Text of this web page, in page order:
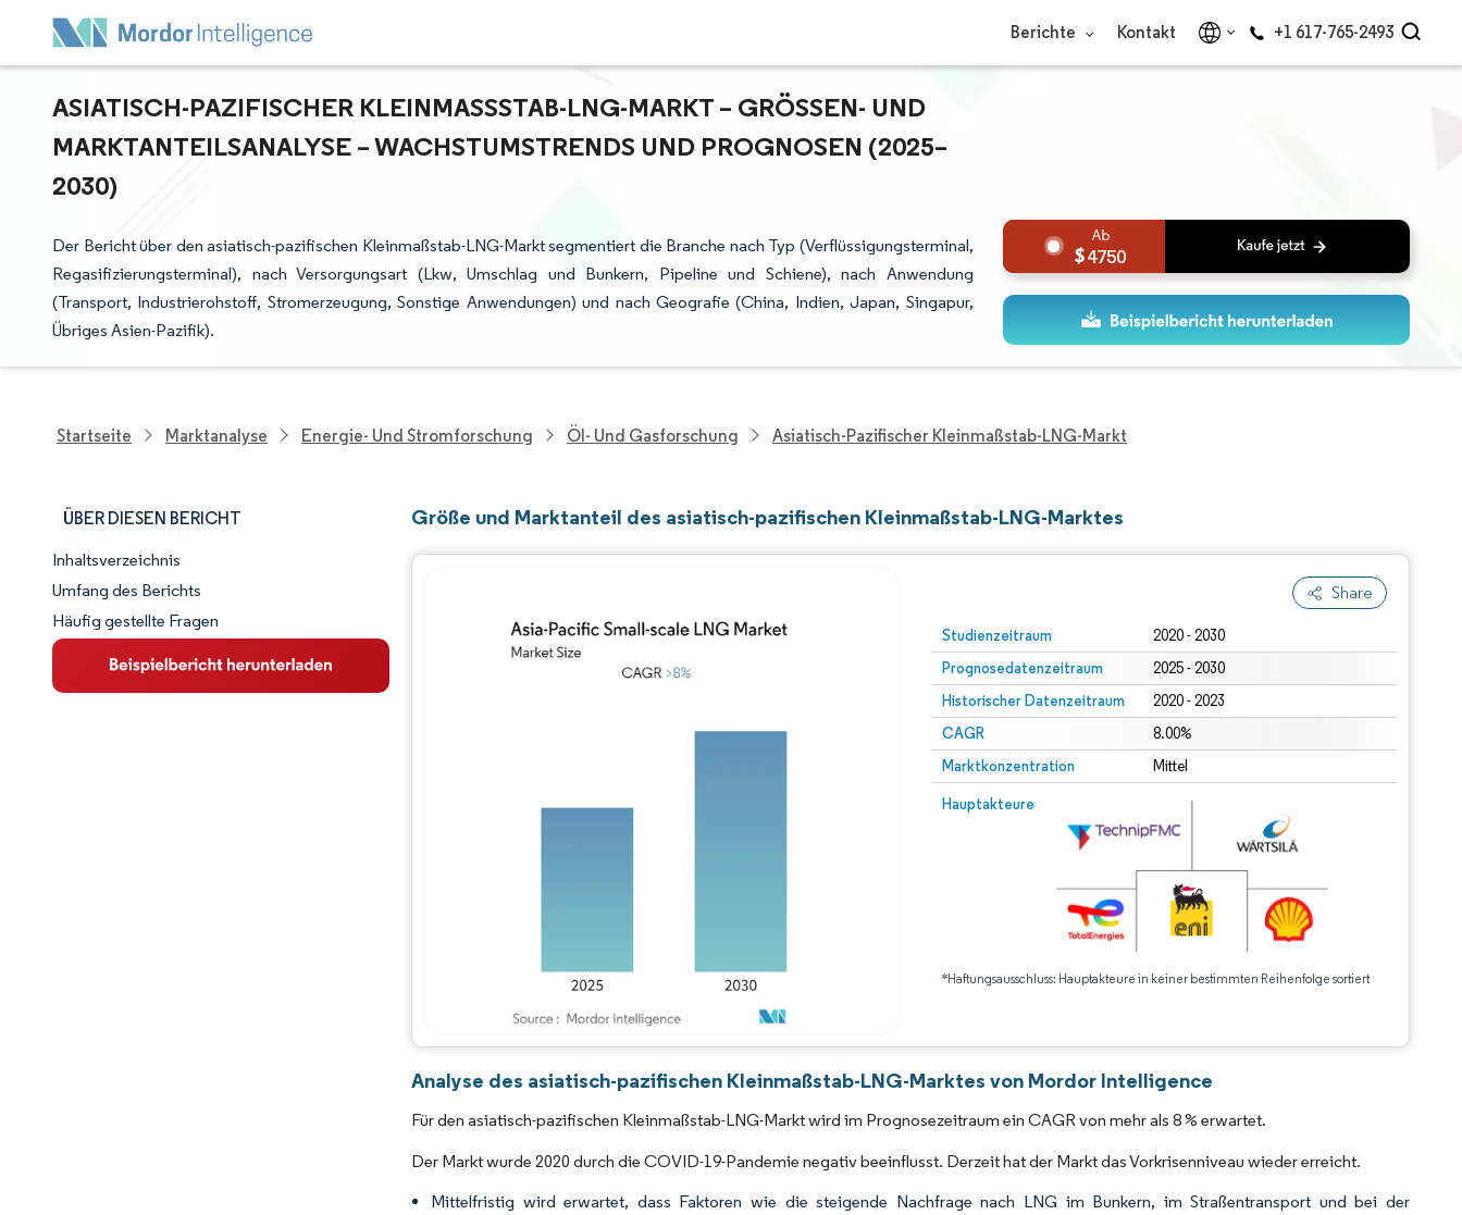
Berichte Kontakt +1 617-765-2493
ASIATISCH-PAZIFISCHER KLEINMASSSTAB-LNG-MARKT – GRÖSSEN- UND MA
RKTANTEILSANALYSE – WACHSTUMSTRENDS UND PROGNOSEN (2025–20
30)
Der Bericht über den asiatisch-pazifischen Kleinmaßstab-LNG-Markt segmentiert die Branche nach Typ (Verflüssigungsterminal,
Regasifizierungsterminal), nach Versorgungsart (Lkw, Umschlag und Bunkern, Pipeline und Schiene), nach Anwendung
(Transport, Industrierohstoff, Stromerzeugung, Sonstige Anwendungen) und nach Geografie (China, Indien, Japan, Singapur,
Übriges Asien-Pazifik).
4750
Startseite Marktanalyse Energie- Und Stromforschung Öl- Und Gasforschung Asiatisch-Pazifischer Kleinmaßstab-LNG-Markt
ÜBER DIESEN BERICHT
Marktschnappschuss
Marktübersicht
Wichtige Markttrends
Inhaltsverzeichnis
Umfang des Berichts
Häufig gestellte Fragen
Größe und Marktanteil des asiatisch-pazifischen Kleinmaßstab-LNG-Marktes
Share
Studienzeitraum 2020 - 2030
Prognosedatenzeitraum 2025 - 2030
Historischer Datenzeitraum 2020 - 2023
CAGR 8.00%
Marktkonzentration Mittel
Hauptakteure
*Haftungsausschluss: Hauptakteure in keiner bestimmten Reihenfolge sortiert
Analyse des asiatisch-pazifischen Kleinmaßstab-LNG-Marktes von Mordor Intelligence
Für den asiatisch-pazifischen Kleinmaßstab-LNG-Markt wird im Prognosezeitraum ein CAGR von mehr als 8 % erwartet.
Der Markt wurde 2020 durch die COVID-19-Pandemie negativ beeinflusst. Derzeit hat der Markt das Vorkrisenniveau wieder erreicht.
Mittelfristig wird erwartet, dass Faktoren wie die steigende Nachfrage nach LNG im Bunkern, im Straßentransport und bei der